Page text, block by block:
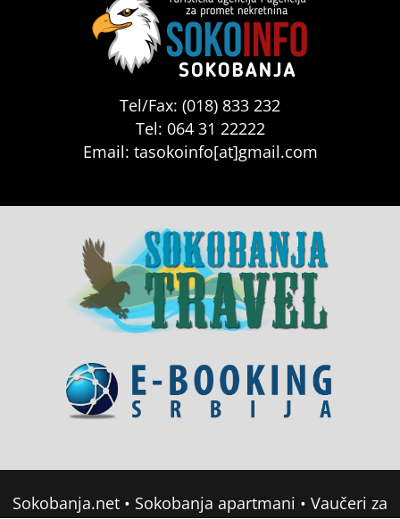
Tel/Fax: (018) 833 232
Tel: 064 31 22222
Email: tasokoinfo[at]gmail.com
Sokobanja.net • Sokobanja apartmani • Vaučeri za